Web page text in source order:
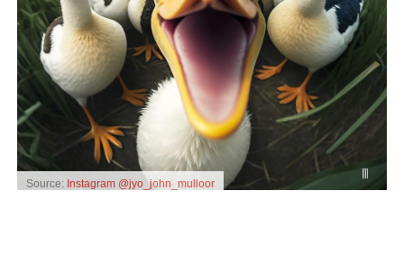
Source: Instagram @jyo_john_mulloor